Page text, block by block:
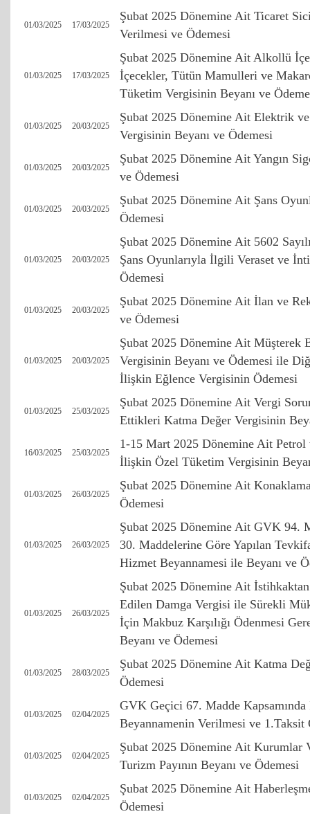
01/03/2025 17/03/2025
Şubat 2025 Dönemine Ait Ticaret
Verilmesi ve Ödemesi
01/03/2025 17/03/2025
Şubat 2025 Dönemine Ait Alkollü
İçecekler, Tütün Mamulleri ve
Tüketim Vergisinin Beyanı ve
01/03/2025 20/03/2025
Şubat 2025 Dönemine Ait Elektrik
Vergisinin Beyanı ve Ödemesi
01/03/2025 20/03/2025
Şubat 2025 Dönemine Ait Yangın
ve Ödemesi
01/03/2025 20/03/2025
Şubat 2025 Dönemine Ait Şans
Ödemesi
01/03/2025 20/03/2025
Şubat 2025 Dönemine Ait 5602
Şans Oyunlarıyla İlgili Veraset ve
Ödemesi
01/03/2025 20/03/2025
Şubat 2025 Dönemine Ait İlan ve
ve Ödemesi
01/03/2025 20/03/2025
Şubat 2025 Dönemine Ait Müşterek
Vergisinin Beyanı ve Ödemesi ile
İlişkin Eğlence Vergisinin Ödemesi
01/03/2025 25/03/2025
Şubat 2025 Dönemine Ait Vergi
Ettikleri Katma Değer Vergisinin
16/03/2025 25/03/2025
1-15 Mart 2025 Dönemine Ait
İlişkin Özel Tüketim Vergisinin
01/03/2025 26/03/2025
Şubat 2025 Dönemine Ait
Ödemesi
01/03/2025 26/03/2025
Şubat 2025 Dönemine Ait GVK 94.
30. Maddelerine Göre Yapılan
Hizmet Beyannamesi ile Beyanı ve
01/03/2025 26/03/2025
Şubat 2025 Dönemine Ait
Edilen Damga Vergisi ile Sürekli
İçin Makbuz Karşılığı Ödenmesi
Beyanı ve Ödemesi
01/03/2025 28/03/2025
Şubat 2025 Dönemine Ait Katma
Ödemesi
01/03/2025 02/04/2025
GVK Geçici 67. Madde
Beyannamenin Verilmesi ve 1.Taksit
01/03/2025 02/04/2025
Şubat 2025 Dönemine Ait
Turizm Payının Beyanı ve Ödemesi
01/03/2025 02/04/2025
Şubat 2025 Dönemine Ait
Ödemesi